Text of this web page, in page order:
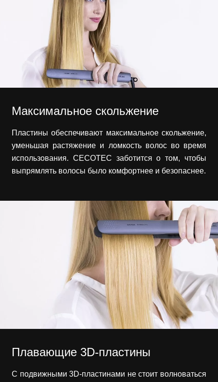
Максимальное скольжение
Пластины обеспечивают максимальное скольжение,
уменьшая растяжение и ломкость волос во время
использования. CECOTEC заботится о том, чтобы
выпрямлять волосы было комфортнее и безопаснее.
Плавающие 3D-пластины
С подвижными 3D-пластинами не стоит волноваться